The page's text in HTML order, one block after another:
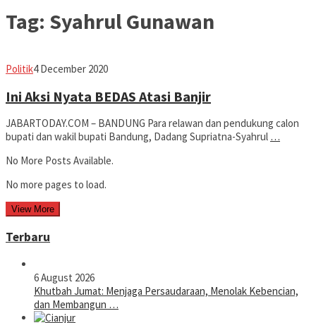
Tag: Syahrul Gunawan
PolitikAvila
4 December 2020
Ini Aksi Nyata BEDAS Atasi Banjir
JABARTODAY.COM – BANDUNG Para relawan dan pendukung calon
bupati dan wakil bupati Bandung, Dadang Supriatna-Syahrul …
No More Posts Available.
No more pages to load.
View More
Terbaru
6 August 2026
Khutbah Jumat: Menjaga Persaudaraan, Menolak Kebencian,
dan Membangun …